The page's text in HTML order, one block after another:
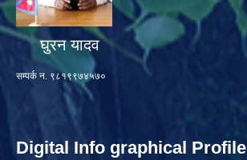
घुरन यादव
सम्पर्क न. ९८१९९७४५७०
Digital Info graphical Profile